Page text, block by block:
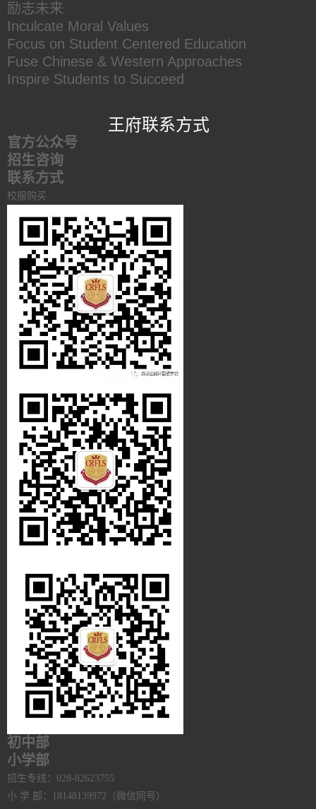
励志未来
Inculcate Moral Values
Focus on Student Centered Education
Fuse Chinese & Western Approaches
Inspire Students to Succeed
王府联系方式
官方公众号
招生咨询
联系方式
校服购买
初中部
小学部
招生专线：028-82623755
小 学 部：18148139972（微信同号）